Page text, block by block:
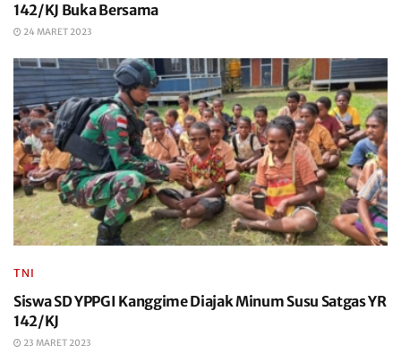
142/KJ Buka Bersama
24 MARET 2023
TNI
Siswa SD YPPGI Kanggime Diajak Minum Susu Satgas YR
142/KJ
23 MARET 2023